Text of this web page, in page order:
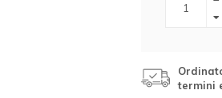
termini